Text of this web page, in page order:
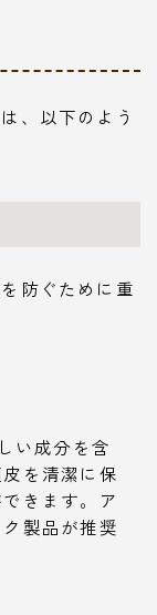
、以下のよう
防ぐために重
い成分を含
を清潔に保
きます。ア
製品が推奨